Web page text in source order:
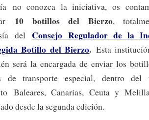
no conozca la iniciativa, os
10 botillos del Bierzo,
del Consejo Regulador de la
Botillo del Bierzo. Esta
será la encargada de enviar los
de transporte especial, dentro
Baleares, Canarias, Ceuta y
desde la segunda edición.